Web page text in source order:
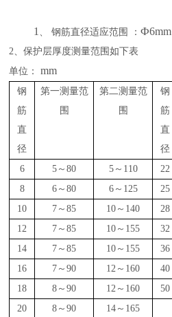
1 、 钢筋直径适应范围 ：Ф6mm
2、保护层厚度测量范围如下表
单位：
mm
钢
筋
直
径
第一测量范
围
第二测量范
围
钢
筋
直
径
6 5～80 5～110 22
8
6～80 6～125 25
10
7～85 10～140 28
12
7～85 10～155 32
14
7～85 10～155 36
16
7～90 12～160 40
18
8～90 12～160 50
20
8～90
14～165